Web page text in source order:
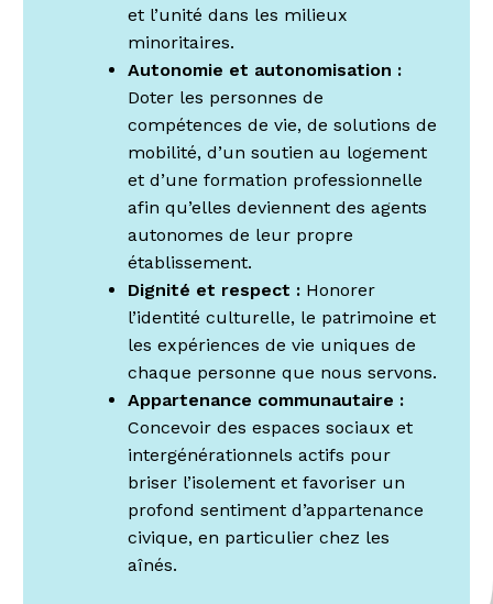
et l’unité dans les milieux
minoritaires.
Autonomie et autonomisation :
Doter les personnes de
compétences de vie, de solutions de
mobilité, d’un soutien au logement
et d’une formation professionnelle
afin qu’elles deviennent des agents
autonomes de leur propre
établissement.
Dignité et respect : Honorer
l’identité culturelle, le patrimoine et
les expériences de vie uniques de
chaque personne que nous servons.
Appartenance communautaire :
Concevoir des espaces sociaux et
intergénérationnels actifs pour
briser l’isolement et favoriser un
profond sentiment d’appartenance
civique, en particulier chez les
aînés.